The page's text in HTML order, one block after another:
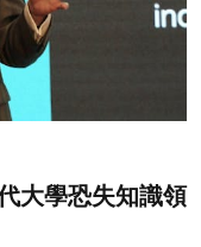
大學恐失知識領